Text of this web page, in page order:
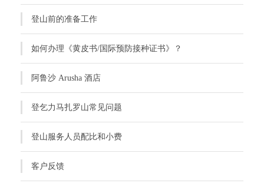
登山前的准备工作
如何办理《黄皮书/国际预防接种证书》？
阿鲁沙 Arusha 酒店
登乞力马扎罗山常见问题
登山服务人员配比和小费
客户反馈